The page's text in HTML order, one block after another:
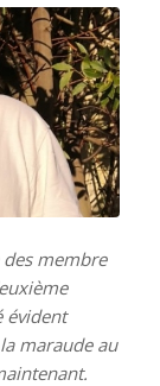
des membre
évident
maraude au